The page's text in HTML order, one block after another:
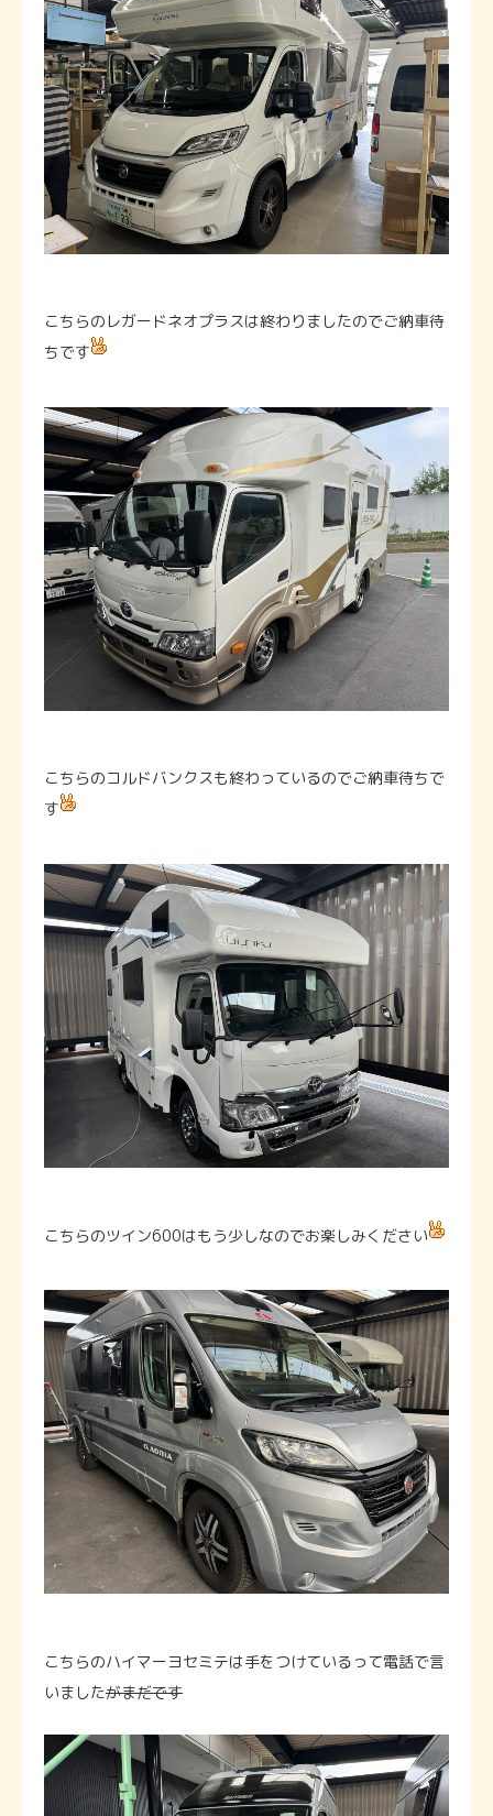
こちらのレガードネオプラスは終わりましたのでご納車待
ちです
こちらのコルドバンクスも終わっているのでご納車待ちで
す
こちらのツイン600はもう少しなのでお楽しみください
こちらのハイマーヨセミテは手をつけているって電話で言
いましたがまだです